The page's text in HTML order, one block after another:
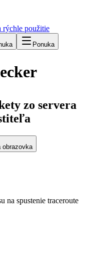
rýchle použitie
Ponuka
zo servera
obrazovka
na spustenie traceroute